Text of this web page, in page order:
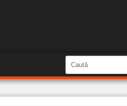
a
C
a